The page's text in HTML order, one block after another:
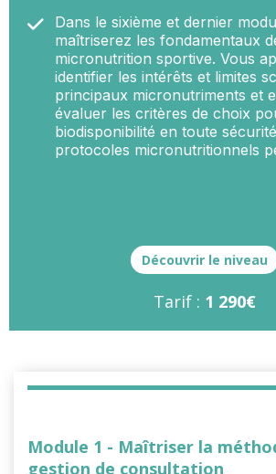
Dans le sixième et dernier
maîtriserez les fondamentaux
micronutrition sportive. Vous
identifier les intérêts et limites
principaux micronutriments et
évaluer les critères de choix
biodisponibilité en toute
protocoles micronutritionnels
Découvrir le niveau
Tarif : 1 290€
Module 1 - Maîtriser la
gestion de consultation